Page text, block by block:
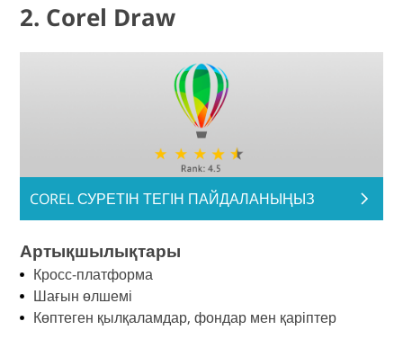
2. Corel Draw
COREL СУРЕТІН ТЕГІН ПАЙДАЛАНЫҢЫЗ
Артықшылықтары
Кросс-платформа
Шағын өлшемі
Көптеген қылқаламдар, фондар мен қаріптер